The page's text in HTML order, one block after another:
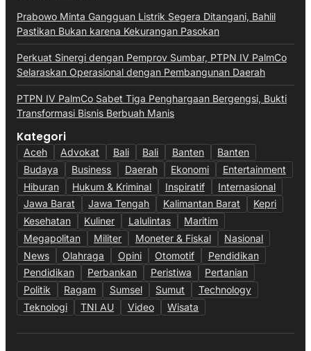
Prabowo Minta Gangguan Listrik Segera Ditangani, Bahlil
Pastikan Bukan karena Kekurangan Pasokan
Perkuat Sinergi dengan Pemprov Sumbar, PTPN IV PalmCo
Selaraskan Operasional dengan Pembangunan Daerah
PTPN IV PalmCo Sabet Tiga Penghargaan Bergengsi, Bukti
Transformasi Bisnis Berbuah Manis
Kategori
Aceh Advokat Bali Bali Banten
Banten
Budaya
Business Daerah Ekonomi
Entertainment
Hiburan
Hukum & Kriminal Inspiratif
Internasional
Jawa Barat
Jawa Tengah Kalimantan Barat
Kepri
Kesehatan
Kuliner Lalulintas
Maritim
Megapolitan
Militer Moneter & Fiskal
Nasional
News
Olahraga Opini Otomotif
Pendidikan
Pendidikan
Perbankan Peristiwa
Pertanian
Politik
Ragam Sumsel Sumut
Technology
Teknologi
TNI AU Video Wisata